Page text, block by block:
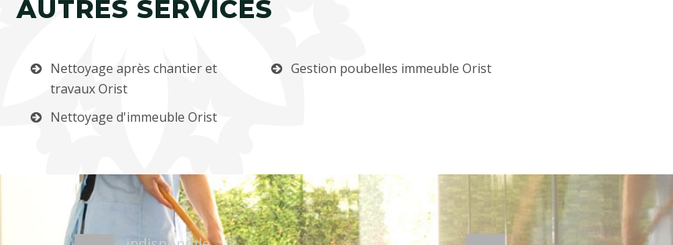
AUTRES SERVICES
Nettoyage après chantier et
travaux Orist
Nettoyage d'immeuble Orist
Gestion poubelles immeuble Orist